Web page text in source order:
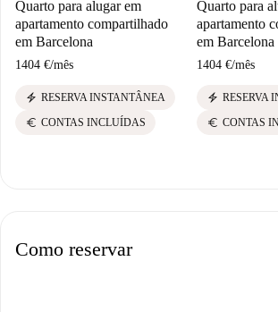
Quarto para alugar em
apartamento compartilhado
em Barcelona
1404 €/mês
electric_bolt RESERVA INSTANTÂNEA
euro CONTAS INCLUÍDAS
Quarto para
apartamento
em Barcelona
1404 €/mês
electric_bolt RESERVA
euro CONTAS
Como reservar